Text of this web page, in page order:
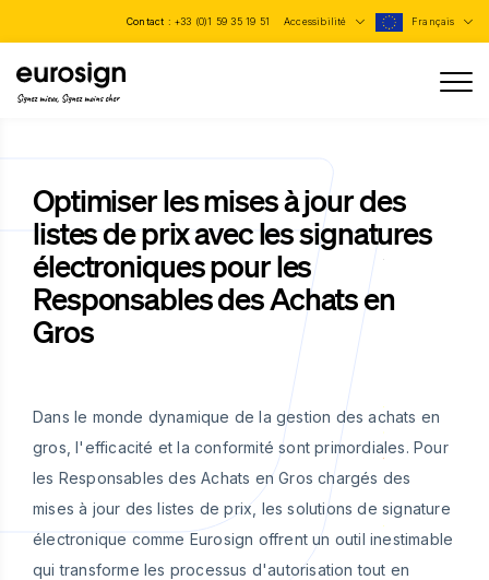
Contact : +33 (0)1 59 35 19 51 Accessibilité Français
Signez mieux, Signez moins cher
Optimiser les mises à jour des
listes de prix avec les signatures
électroniques pour les
Responsables des Achats en
Gros
Dans le monde dynamique de la gestion des achats en
gros, l'efficacité et la conformité sont primordiales. Pour
les Responsables des Achats en Gros chargés des
mises à jour des listes de prix, les solutions de signature
électronique comme Eurosign offrent un outil inestimable
qui transforme les processus d'autorisation tout en